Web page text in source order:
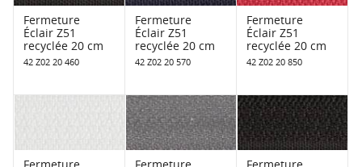
Fermeture
Éclair Z51
recyclée 20 cm
42 Z02 20 460
Fermeture
Éclair Z51
recyclée 20 cm
42 Z02 20 570
Fermeture
Éclair Z51
recyclée 20 cm
42 Z02 20 850